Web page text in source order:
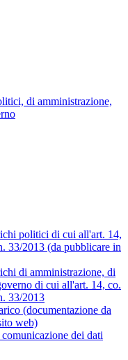
di amministrazione,
politici di cui all'art. 14,
33/2013 (da pubblicare in
di amministrazione, di
di cui all'art. 14, co.
33/2013
(documentazione da
web)
dei dati